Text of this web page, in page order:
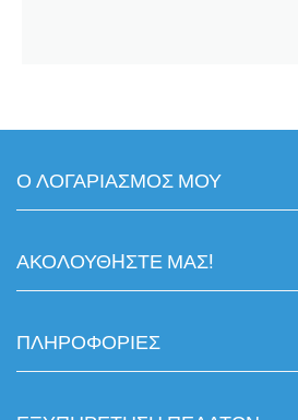
Ο ΛΟΓΑΡΙΑΣΜΟΣ ΜΟΥ
ΑΚΟΛΟΥΘHΣΤΕ ΜΑΣ!
ΠΛΗΡΟΦΟΡΙΕΣ